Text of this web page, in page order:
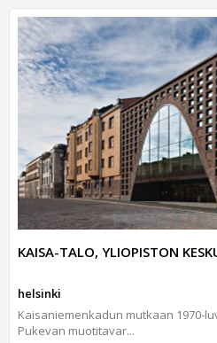
KAISA-TALO, YLIOPISTON
helsinki
Kaisaniemenkadun mutkaan 1970-
Pukevan muotitavar...